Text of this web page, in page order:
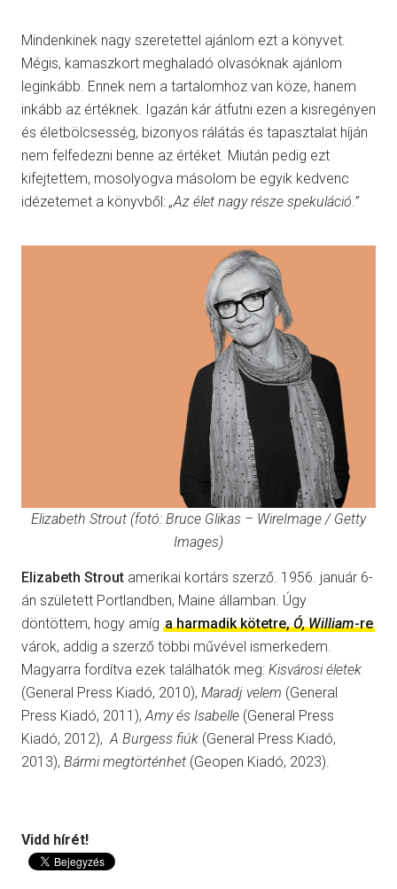
Mindenkinek nagy szeretettel ajánlom ezt a könyvet.
Mégis, kamaszkort meghaladó olvasóknak ajánlom
leginkább. Ennek nem a tartalomhoz van köze, hanem
inkább az értéknek. Igazán kár átfutni ezen a kisregényen
és életbölcsesség, bizonyos rálátás és tapasztalat híján
nem felfedezni benne az értéket. Miután pedig ezt
kifejtettem, mosolyogva másolom be egyik kedvenc
idézetemet a könyvből: „Az élet nagy része spekuláció.”
Elizabeth Strout (fotó: Bruce Glikas – WireImage / Getty
Images)
Elizabeth Strout amerikai kortárs szerző. 1956. január 6-
án született Portlandben, Maine államban. Úgy
döntöttem, hogy amíg a harmadik kötetre,Ó, William-re
várok, addig a szerző többi művével ismerkedem.
Magyarra fordítva ezek találhatók meg: Kisvárosi életek
(General Press Kiadó, 2010), Maradj velem (General
Press Kiadó, 2011),Amy és Isabelle (General Press
Kiadó, 2012),A Burgess fiúk (General Press Kiadó,
2013), Bármi megtörténhet (Geopen Kiadó, 2023).
Vidd hírét!